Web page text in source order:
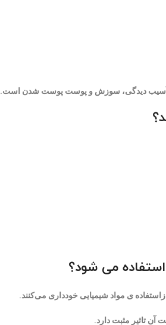
آسیب‌ دیدگی، سوزش و پوست پوست شدن است.
می شود؟
ی مواد شیمیایی خودداری می‌کنند.
تاثیر مثبت دارد.